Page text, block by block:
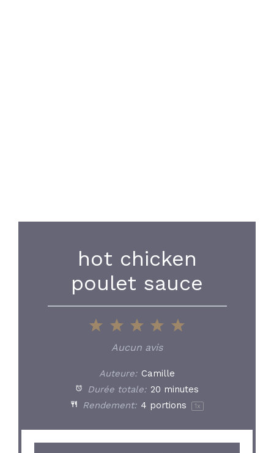
hot chicken
poulet sauce
5
4
3
Stars
2
Stars
1
Star
Aucun avis
Auteure: Camille
Durée totale: 20 minutes
Rendement: 4 portions 1x